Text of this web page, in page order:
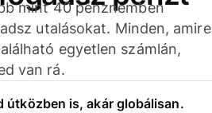
mint 40 pénznemben
utalásokat. Minden, amire
egyetlen számlán,
van rá.
útközben is, akár globálisan.